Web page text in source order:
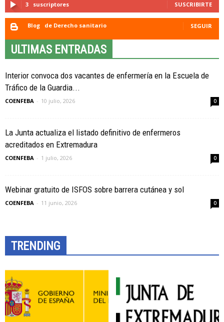
3 suscriptores SUSCRIBIRTE
Blog de Derecho sanitario SEGUIR
ULTIMAS ENTRADAS
Interior convoca dos vacantes de enfermería en la Escuela de
Tráfico de la Guardia...
COENFEBA - 10 julio, 2026 0
La Junta actualiza el listado definitivo de enfermeros
acreditados en Extremadura
COENFEBA - 1 julio, 2026 0
Webinar gratuito de ISFOS sobre barrera cutánea y sol
COENFEBA - 11 junio, 2026 0
TRENDING